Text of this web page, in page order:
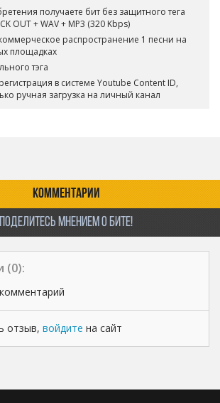
получаете бит без защитного тега
OUT + WAV + MP3 (320 Kbps)
распространение 1 песни на
площадках
тэга
в системе Youtube Content ID,
ручная загрузка на личный канал
КОММЕНТАРИИ
ПОДЕЛИТЕСЬ МНЕНИЕМ О БИТЕ!
(0):
отзыв, войдите на сайт